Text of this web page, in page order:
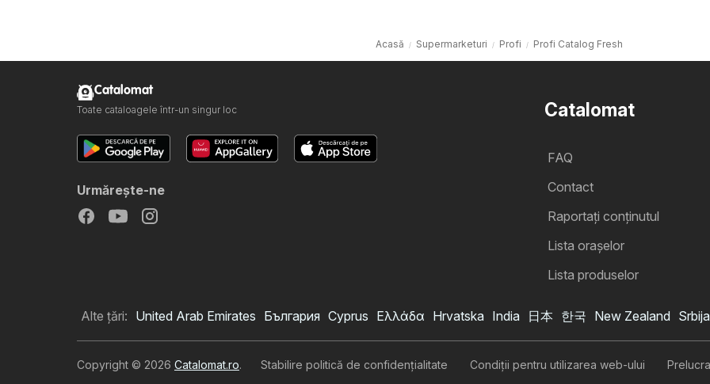
Catalog Profi
Vreau să mă abonez la catalog
Acasă Supermarketuri Profi Profi Catalog Fresh
Catalomat
FAQ
Contact
Raportați conținutul
Lista oraşelor
Lista produselor
Catalomat
Toate cataloagele într-un singur loc
Urmăreşte-ne
Alte țări: United Arab Emirates България Cyprus Ελλάδα Hrvatska India 日本 한국 New Zealand Srbija
Copyright © 2026 Catalomat.ro. Stabilire politică de confidenţialitate Condiţii pentru utilizarea web-ului